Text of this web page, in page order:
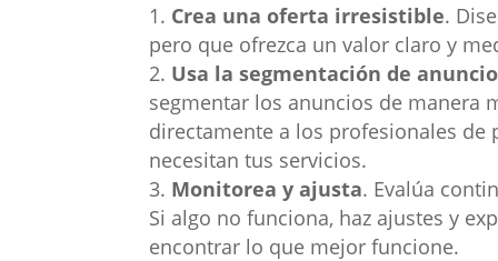
Crea una oferta irresistible.
pero que ofrezca un valor claro y
Usa la segmentación de
segmentar los anuncios de manera
directamente a los profesionales de
necesitan tus servicios.
Monitorea y ajusta. Evalúa
Si algo no funciona, haz ajustes y
encontrar lo que mejor funcione.